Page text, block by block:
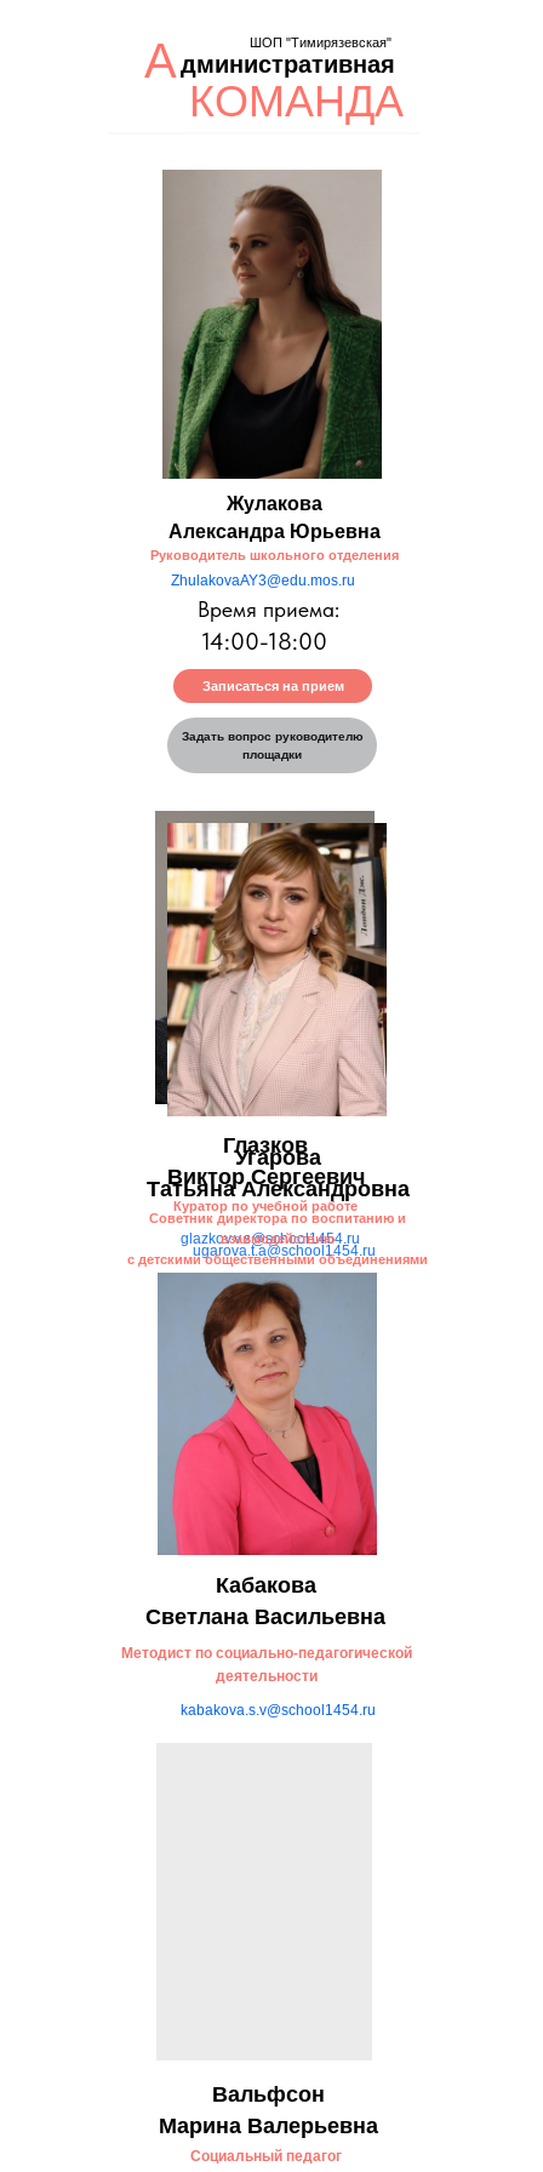
Руководитель школьного отделения
Жулакова
Александра Юрьевна
дминистративная
ШОП "Тимирязевская"
А
КОМАНДА
Методист по социально-педагогической
деятельности
Кабакова
Светлана Васильевна
Записаться на прием
Время приема:
Задать вопрос руководителю
площадки
ZhulakovaAY3@edu.mos.ru
glazkov.v.s@school1454.ru
kabakova.s.v@school1454.ru
Социальный педагог
Вальфсон
Марина Валерьевна
Куратор по учебной работе
Глазков
Виктор Сергеевич
ugarova.t.a@school1454.ru
Советник директора по воспитанию и
взаимодействию
с детскими общественными объединениями
Угарова
Татьяна Александровна
14:00-18:00